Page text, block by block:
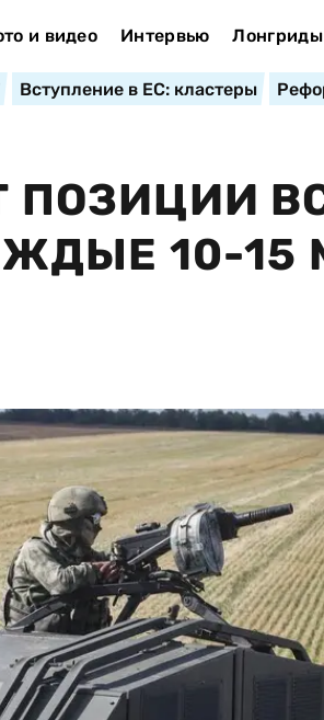
и видео Интервью Лонгриды
Вступление в ЕС: кластеры
10-15